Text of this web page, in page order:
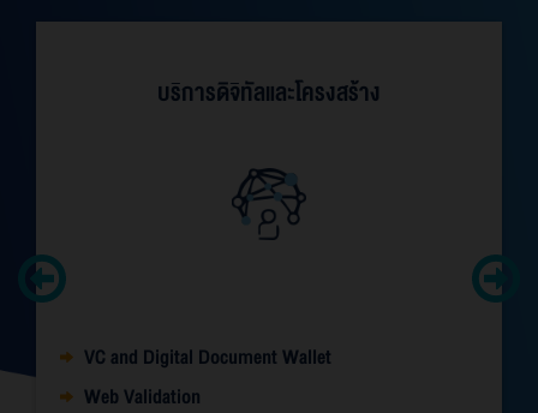
บริการดิจิทัลและโครงสร้าง
VC and Digital Document Wallet
Web Validation